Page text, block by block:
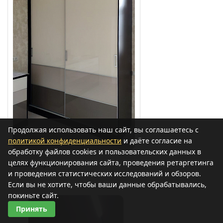
Шкаф-купе
Продолжая использовать наш сайт, вы соглашаетесь с
политикой конфиденциальности и даёте согласие на
обработку файлов cookies и пользовательских данных в
целях функционирования сайта, проведения ретаргетинга
и проведения статистических исследований и обзоров.
Если вы не хотите, чтобы ваши данные обрабатывались,
покиньте сайт.
Принять